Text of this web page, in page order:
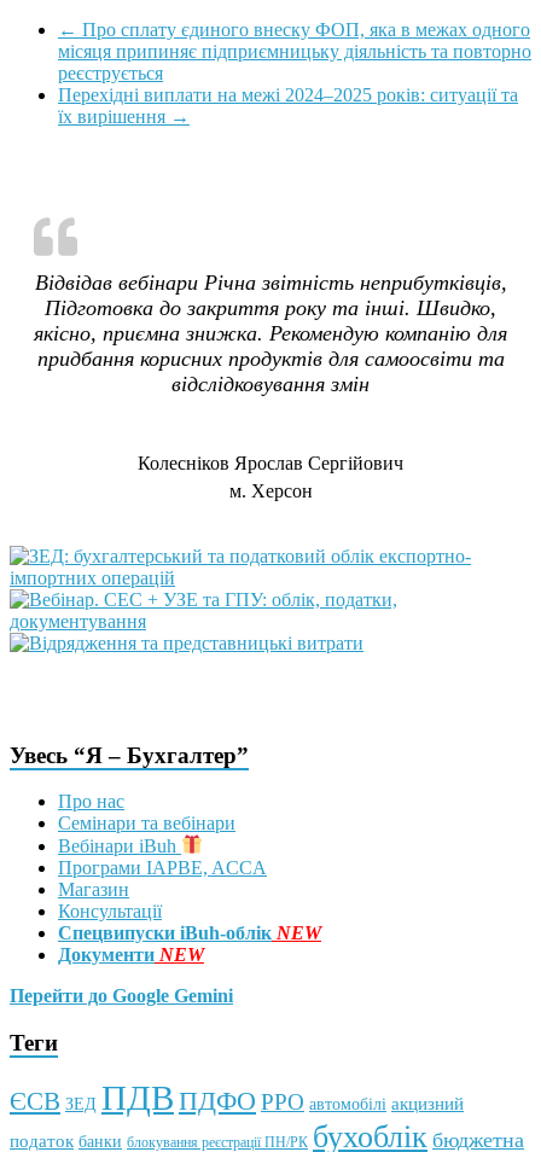
← Про сплату єдиного внеску ФОП, яка в межах одного
місяця припиняє підприємницьку діяльність та повторно
реєструється
Перехідні виплати на межі 2024–2025 років: ситуації та
їх вирішення →
Відвідав вебінари Річна звітність неприбутківців,
Підготовка до закриття року та інші. Швидко,
якісно, приємна знижка. Рекомендую компанію для
придбання корисних продуктів для самоосвіти та
відслідковування змін
Колесніков Ярослав Сергійович
м. Херсон
Увесь “Я – Бухгалтер”
Про нас
Семінари та вебінари
Вебінари iBuh
Програми IAPBE, ACCA
Магазин
Консультації
Спецвипуски iBuh-облік NEW
Документи NEW
Перейти до Google Gemini
Теги
ЄСВ ЗЕД ПДВ ПДФО РРО автомобілі акцизний
податок банки блокування реєстрації ПН/РК бухоблік бюджетна